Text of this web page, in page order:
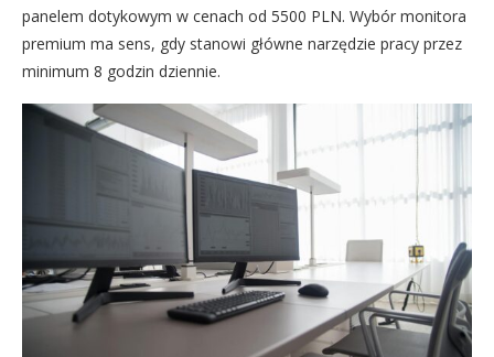
panelem dotykowym w cenach od 5500 PLN. Wybór monitora
premium ma sens, gdy stanowi główne narzędzie pracy przez
minimum 8 godzin dziennie.